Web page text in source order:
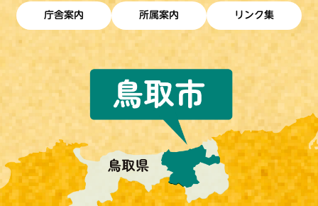
庁舎案内 所属案内 リンク集